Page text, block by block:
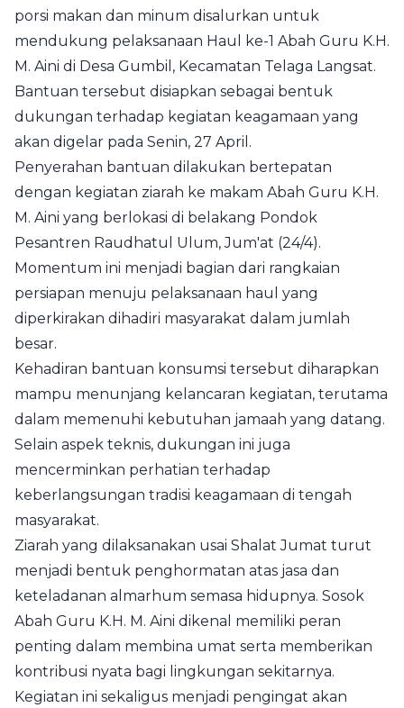
porsi makan dan minum disalurkan untuk
mendukung pelaksanaan Haul ke-1 Abah Guru K.H.
M. Aini di Desa Gumbil, Kecamatan Telaga Langsat.
Bantuan tersebut disiapkan sebagai bentuk
dukungan terhadap kegiatan keagamaan yang
akan digelar pada Senin, 27 April.
Penyerahan bantuan dilakukan bertepatan
dengan kegiatan ziarah ke makam Abah Guru K.H.
M. Aini yang berlokasi di belakang Pondok
Pesantren Raudhatul Ulum, Jum'at (24/4).
Momentum ini menjadi bagian dari rangkaian
persiapan menuju pelaksanaan haul yang
diperkirakan dihadiri masyarakat dalam jumlah
besar.
Kehadiran bantuan konsumsi tersebut diharapkan
mampu menunjang kelancaran kegiatan, terutama
dalam memenuhi kebutuhan jamaah yang datang.
Selain aspek teknis, dukungan ini juga
mencerminkan perhatian terhadap
keberlangsungan tradisi keagamaan di tengah
masyarakat.
Ziarah yang dilaksanakan usai Shalat Jumat turut
menjadi bentuk penghormatan atas jasa dan
keteladanan almarhum semasa hidupnya. Sosok
Abah Guru K.H. M. Aini dikenal memiliki peran
penting dalam membina umat serta memberikan
kontribusi nyata bagi lingkungan sekitarnya.
Kegiatan ini sekaligus menjadi pengingat akan